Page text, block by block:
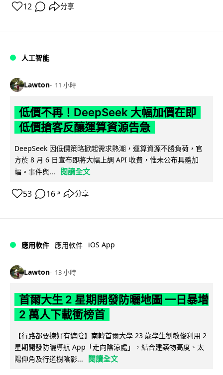
12 分享
人工智能
Lawton 11 小時
低價不再！DeepSeek 大幅加價在即
低價搶客反釀運算資源告急
DeepSeek 因低價策略掀起需求熱潮，運算資源不勝負荷，官
方於 8 月 6 日宣布即將大幅上調 API 收費，惟未公布具體加
幅。事件與...
閱讀全文
53 16 ↗ 分享
應用軟件 應用軟件 iOS App
Lawton 13 小時
首爾大生 2 星期開發防曬地圖 一日暴增
2 萬人下載衝榜首
【行路都要揀好有遮陰】南韓首爾大學 23 歲學生劉敏俊利用 2
星期開發防曬導航 App「走向陰涼處」，結合建築物高度、太
陽仰角及行道樹陰影...
閱讀全文